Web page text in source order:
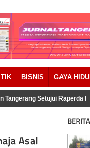
BISNIS GAYA
Setujui Raperda